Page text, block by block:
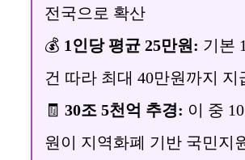
전국으로 확산
💰 1인당 평균 25만원: 기본
건 따라 최대 40만원까지 지
🧾 30조 5천억 추경: 이 중
원이 지역화폐 기반 국민지